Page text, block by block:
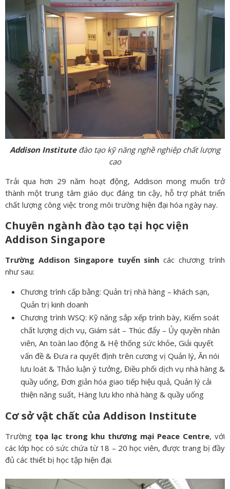
Addison Instituteđào tạo kỹ năng nghề nghiệp chất lượng
cao
Trải qua hơn 29 năm hoạt động, Addison mong muốn trở
thành một trung tâm giáo dục đáng tin cậy, hỗ trợ phát triển
chất lượng công việc trong môi trường hiện đại hóa ngày nay.
Chuyên ngành đào tạo tại học viện
Addison Singapore
Trường Addison Singapore tuyển sinh các chương trình
như sau:
Chương trình cấp bằng: Quản trị nhà hàng – khách sạn,
Quản trị kinh doanh
Chương trình WSQ: Kỹ năng sắp xếp trình bày, Kiểm soát
chất lượng dịch vụ, Giám sát – Thúc đẩy – Ủy quyền nhân
viên, An toàn lao động & Hệ thống sức khỏe, Giải quyết
vấn đề & Đưa ra quyết định trên cương vị Quản lý, Ăn nói
lưu loát & Thảo luận ý tưởng, Điều phối dịch vụ nhà hàng &
quầy uống, Đơn giản hóa giao tiếp hiệu quả, Quản lý cải
thiện năng suất, Hàng lưu kho nhà hàng & quầy uống
Cơ sở vật chất của Addison Institute
Trường tọa lạc trong khu thương mại Peace Centre, với
các lớp học có sức chứa từ 18 – 20 học viên, được trang bị đầy
đủ các thiết bị học tập hiện đại.